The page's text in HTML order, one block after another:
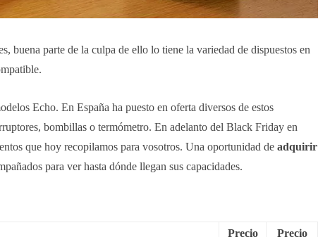
buena parte de la culpa de ello lo tiene la variedad de dispuestos en
Echo. En España ha puesto en oferta diversos de estos
bombillas o termómetro. En adelanto del Black Friday en
que hoy recopilamos para vosotros. Una oportunidad de adquirir
para ver hasta dónde llegan sus capacidades.
Precio
Precio